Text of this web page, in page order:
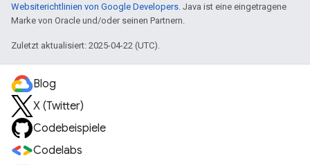
Websiterichtlinien von Google Developers. Java ist eine eingetragene
Marke von Oracle und/oder seinen Partnern.
Zuletzt aktualisiert: 2025-04-22 (UTC).
Blog
X (Twitter)
Codebeispiele
Codelabs